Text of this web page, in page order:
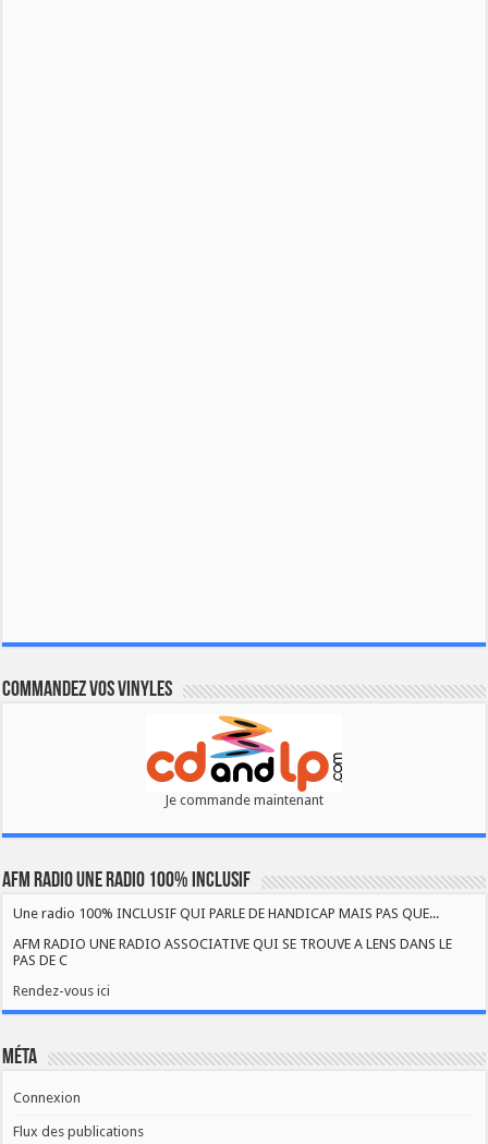
Commandez vos vinyles
Je commande maintenant
AFM RADIO UNE RADIO 100% INCLUSIF
Une radio 100% INCLUSIF QUI PARLE DE HANDICAP MAIS PAS QUE...
AFM RADIO UNE RADIO ASSOCIATIVE QUI SE TROUVE A LENS DANS LE
PAS DE C
Rendez-vous ici
Méta
Connexion
Flux des publications